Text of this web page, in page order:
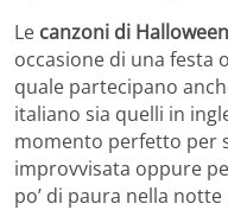
Le canzoni di Halloween
occasione di una festa
quale partecipano
italiano sia quelli in
momento perfetto per
improvvisata oppure
po’ di paura nella